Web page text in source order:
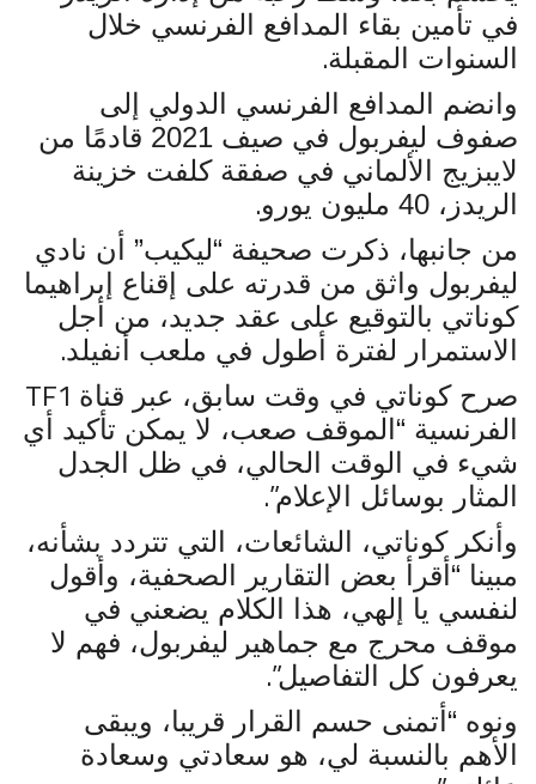
في تأمين بقاء المدافع الفرنسي خلال
السنوات المقبلة.
وانضم المدافع الفرنسي الدولي إلى
صفوف ليفربول في صيف 2021 قادمًا من
لايبزيج الألماني في صفقة كلفت خزينة
الريدز، 40 مليون يورو
.
من جانبها، ذكرت صحيفة “ليكيب” أن نادي
ليفربول واثق من قدرته على إقناع إبراهيما
كوناتي بالتوقيع على عقد جديد، من أجل
الاستمرار لفترة أطول في ملعب أنفيلد.
صرح كوناتي في وقت سابق، عبر قناة
الفرنسية “الموقف صعب، لا يمكن تأكيد أي
شيء في الوقت الحالي، في ظل الجدل
المثار بوسائل الإعلام”.
وأنكر كوناتي، الشائعات، التي تتردد بشأنه،
مبينا “أقرأ بعض التقارير الصحفية، وأقول
لنفسي يا إلهي، هذا الكلام يضعني في
موقف محرج مع جماهير ليفربول، فهم لا
يعرفون كل التفاصيل”.
ونوه “أتمنى حسم القرار قريبا، ويبقى
الأهم بالنسبة لي، هو سعادتي وسعادة